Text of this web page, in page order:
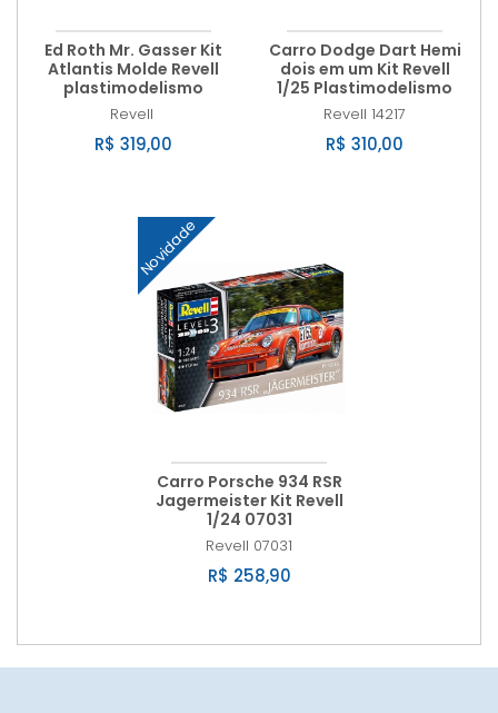
Ed Roth Mr. Gasser Kit
Atlantis Molde Revell
plastimodelismo
Revell
R$ 319,00
Carro Dodge Dart Hemi
dois em um Kit Revell
1/25 Plastimodelismo
Revell 14217
R$ 310,00
Novidade
Carro Porsche 934 RSR
Jagermeister Kit Revell
1/24 07031
Revell 07031
R$ 258,90